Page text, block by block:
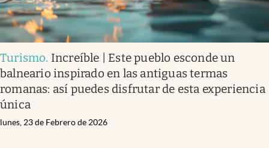
Turismo. Increíble | Este pueblo esconde un
balneario inspirado en las antiguas termas
romanas: así puedes disfrutar de esta experiencia
única
lunes, 23 de Febrero de 2026